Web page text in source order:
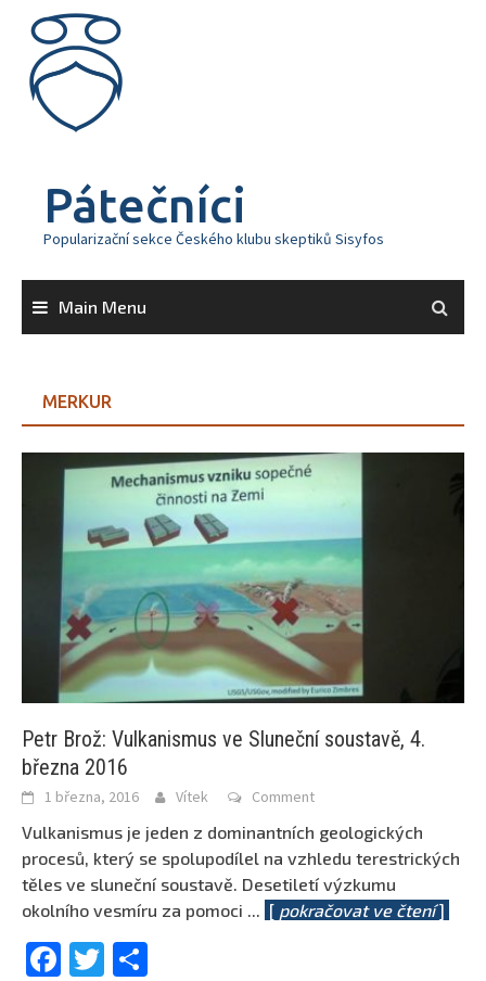
content
Pátečníci
Popularizační sekce Českého klubu skeptiků Sisyfos
Main Menu
MERKUR
Petr Brož: Vulkanismus ve Sluneční soustavě, 4.
března 2016
1 března, 2016 Vítek Comment
Vulkanismus je jeden z dominantních geologických
procesů, který se spolupodílel na vzhledu terestrických
těles ve sluneční soustavě. Desetiletí výzkumu
okolního vesmíru za pomoci ... [ pokračovat ve čtení]
Facebook
Twitter